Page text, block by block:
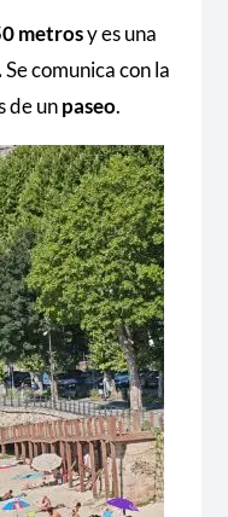
metrosy es una
Se comunica con la
de unpaseo.